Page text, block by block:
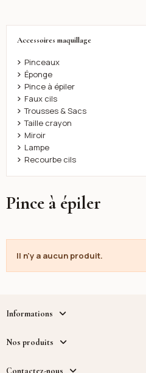
Pince à épiler
Il n'y a aucun produit.
Accessoires maquillage
Pinceaux
Éponge
Pince à épiler
Faux cils
Trousses & Sacs
Taille crayon
Miroir
Lampe
Recourbe cils
Informations
Nos produits